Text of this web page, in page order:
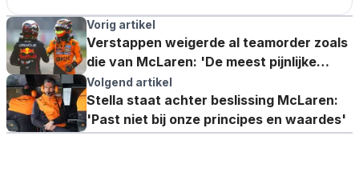
Vorig artikel
Verstappen weigerde al teamorder zoals
die van McLaren: 'De meest pijnlijke
stilte'
Volgend artikel
Stella staat achter beslissing McLaren:
'Past niet bij onze principes en waardes'